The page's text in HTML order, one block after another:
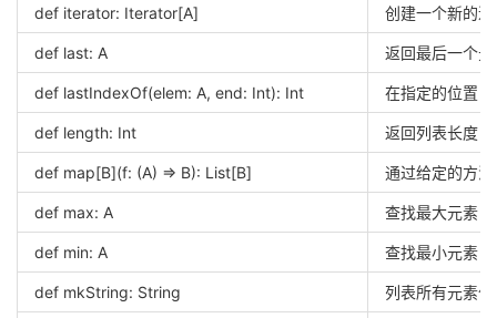
def iterator: Iterator[A] 创建一个新的
def last: A 返回最后一个元
def lastIndexOf(elem: A, end: Int): Int 在指定的位置
def length: Int 返回列表长度
def map[B](f: (A) => B): List[B] 通过给定的方
def max: A 查找最大元素
def min: A 查找最小元素
def mkString: String 列表所有元素